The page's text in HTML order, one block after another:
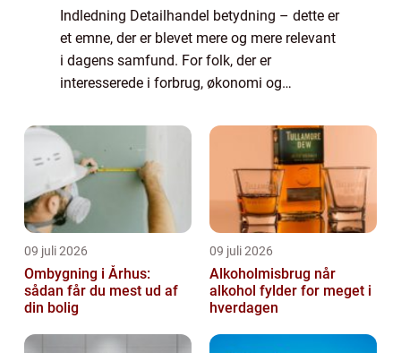
Indledning Detailhandel betydning – dette er
et emne, der er blevet mere og mere relevant
i dagens samfund. For folk, der er
interesserede i forbrug, økonomi og
detailhandel indebærer og hvordan det ...
09 juli 2026
Ombygning i Århus:
sådan får du mest ud af
din bolig
09 juli 2026
Alkoholmisbrug når
alkohol fylder for meget i
hverdagen